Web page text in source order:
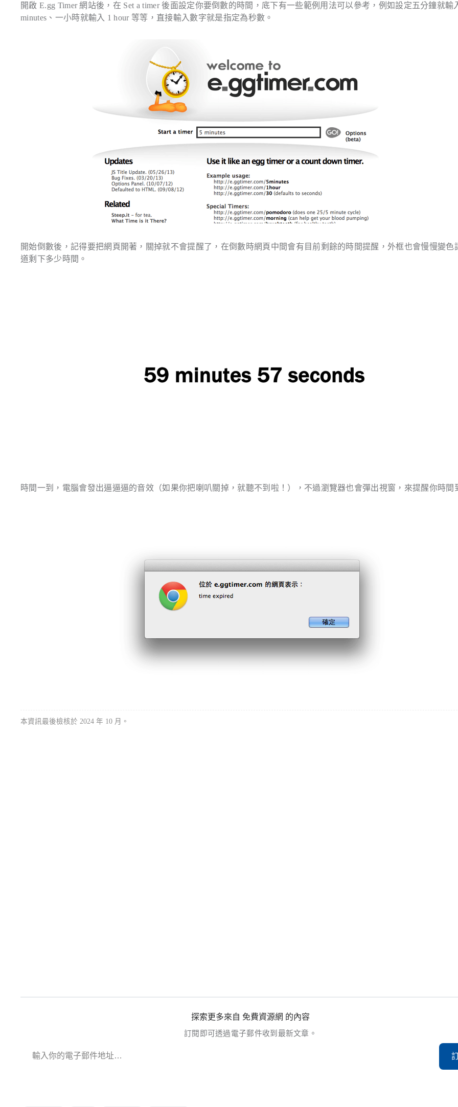
開啟 E.gg Timer 網站後，在 Set a timer 後面設定你要倒數的時間，底下有一些範例用法可以參考，例如設定五分鐘就輸
minutes、一小時就輸入 1 hour 等等，直接輸入數字就是指定為秒數。
開始倒數後，記得要把網頁開著，關掉就不會提醒了，在倒數時網頁中間會有目前剩餘的時間提醒，外框也會慢慢變色
道剩下多少時間。
時間一到，電腦會發出逼逼逼的音效（如果你把喇叭關掉，就聽不到啦！），不過瀏覽器也會彈出視窗，來提醒你時間
本資訊最後檢核於 2024 年 10 月。
探索更多來自 免費資源網 的內容
訂閱即可透過電子郵件收到最新文章。